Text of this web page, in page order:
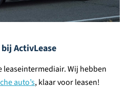
ActivLease
leaseintermediair. Wij hebben
auto’s, klaar voor leasen!